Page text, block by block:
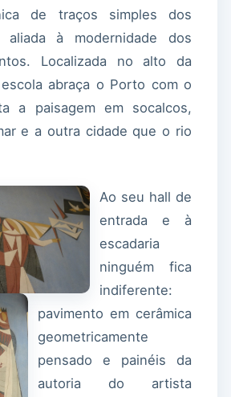
de traços simples dos
aliada à modernidade dos
Localizada no alto da
abraça o Porto com o
a paisagem em socalcos,
e a outra cidade que o rio
Ao seu hall de
entrada e à
escadaria
ninguém fica
indiferente:
pavimento em cerâmica
geometricamente
pensado e painéis da
autoria do artista